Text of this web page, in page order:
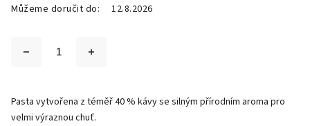
Můžeme doručit do:
12.8.2026
Pasta vytvořena z téměř 40 % kávy se silným přírodním aroma pro
velmi výraznou chuť.